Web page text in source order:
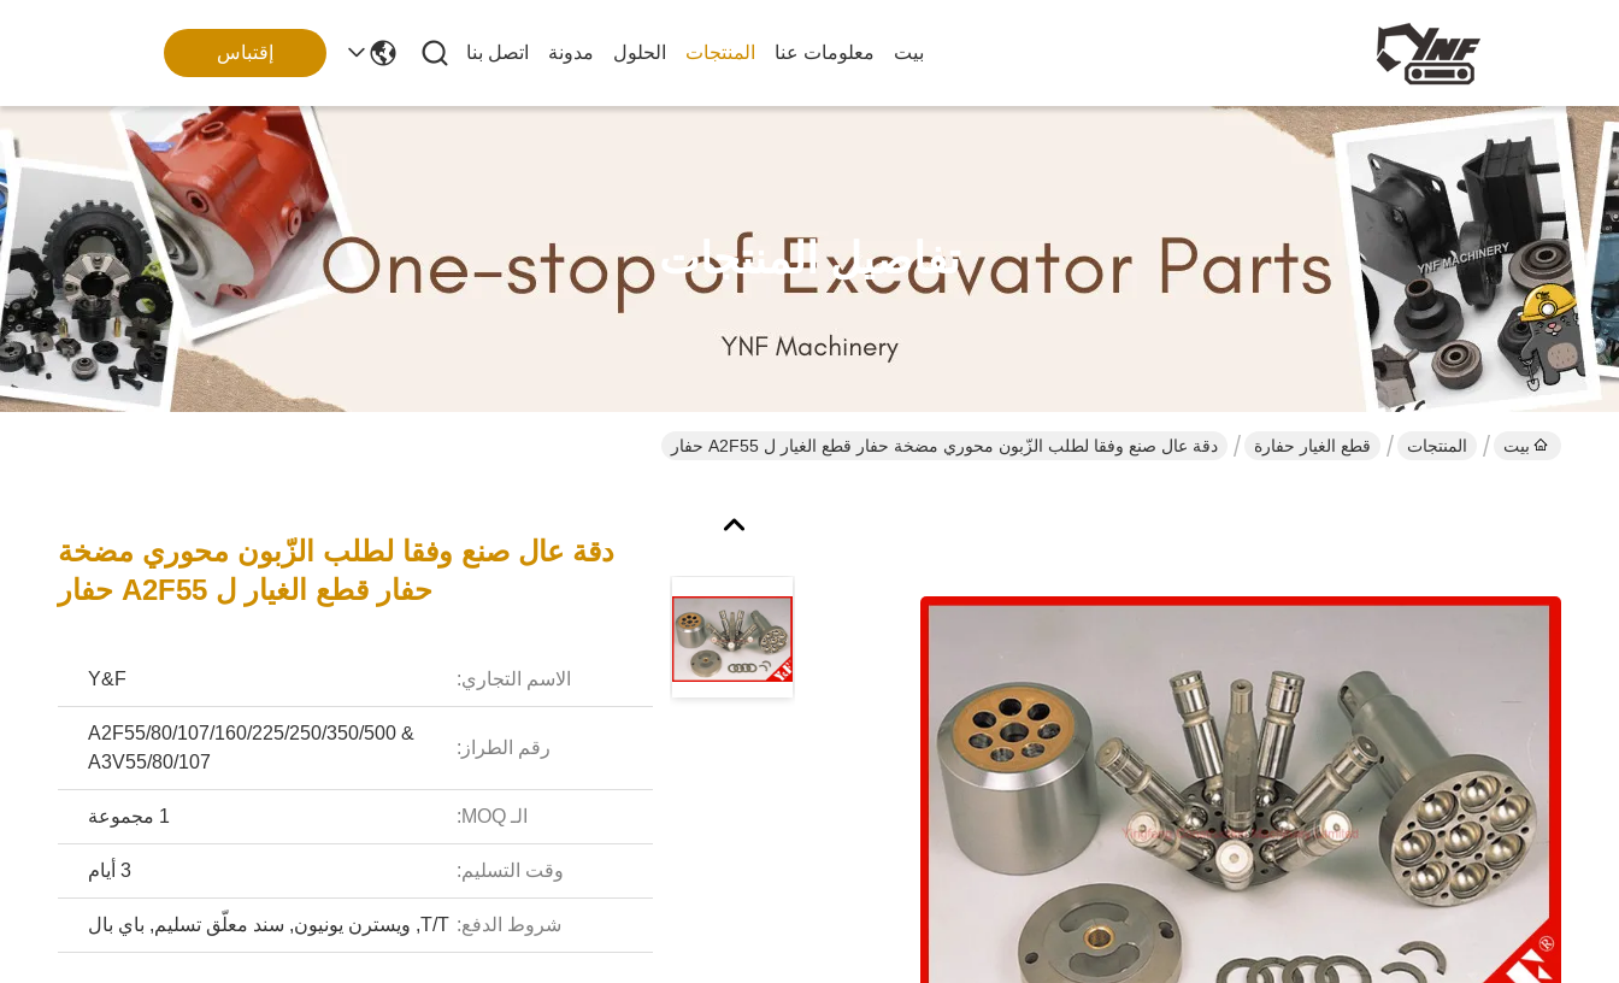
بيت معلومات عنا المنتجات الحلول مدونة اتصل بنا إقتباس
تفاصيل المنتجات
بيت المنتجات قطع الغيار حفارة دقة عال صنع وفقا لطلب الزّبون محوري مضخة حفار قطع الغيار ل A2F55 حفار
دقة عال صنع وفقا لطلب الزّبون محوري مضخة
حفار قطع الغيار ل A2F55 حفار
الاسم التجاري: Y&F
رقم الطراز:
A2F55/80/107/160/225/250/350/500 &
A3V55/80/107
الـ MOQ: 1 مجموعة
وقت التسليم: 3 أيام
شروط الدفع: T/T, ويسترن يونيون, سند معلّق تسليم, باي بال